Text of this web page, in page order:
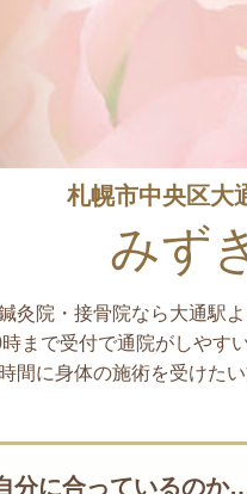
札幌市中央区大
みず
灸院・接骨院なら大通駅
まで受付で通院がしやすい
間に身体の施術を受けた
分に合っているのか…